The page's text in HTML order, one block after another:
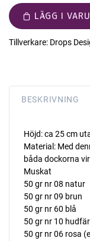
LÄGG I
Tillverkare: Drops
BESKRIVNING
Höjd: ca 25 cm
Material: Med
båda dockorna
Muskat
50 gr nr 08 natur
50 gr nr 09 brun
50 gr nr 60 blå
50 gr nr 10
50 gr nr 06 rosa